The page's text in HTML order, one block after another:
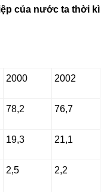
của nước ta thời kì
2000 2002
78,2 76,7
19,3 21,1
2,5 2,2